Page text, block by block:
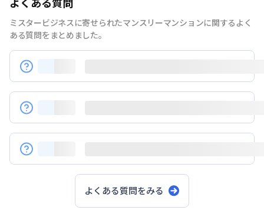
ミスタービジネスに寄せられたマンスリーマンションに関するよく
ある質問をまとめました。
よくある質問をみる